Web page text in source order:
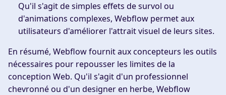
Qu'il s'agit de simples effets de survol ou
d'animations complexes, Webflow permet aux
utilisateurs d'améliorer l'attrait visuel de leurs sites.
En résumé, Webflow fournit aux concepteurs les outils
nécessaires pour repousser les limites de la
conception Web. Qu'il s'agit d'un professionnel
chevronné ou d'un designer en herbe, Webflow